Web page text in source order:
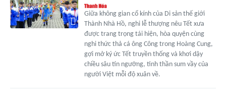
Giữa không gian cổ kính của Di sản thế giới
Thành Nhà Hồ, nghi lễ thượng nêu Tết xưa
được trang trọng tái hiện, hòa quyện cùng
nghi thức thả cá ông Công trong Hoàng Cung,
gợi mở ký ức Tết truyền thống và khơi dậy
chiều sâu tín ngưỡng, tinh thần sum vầy của
người Việt mỗi độ xuân về.